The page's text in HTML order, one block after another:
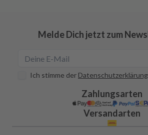
Melde Dich jetzt zum
Ich stimme der Datenschutzerklärung
Zahlungsarten
Versandarten